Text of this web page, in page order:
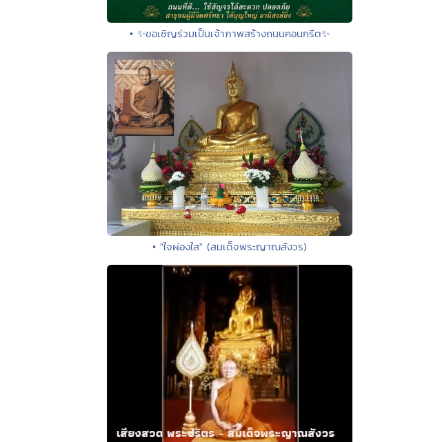
• ✨ขอเชิญร่วมเป็นเจ้าภาพสร้างถนนคอนกรีต✨
• "ใจผ่องใส" (สมเด็จพระญาณสังวร)